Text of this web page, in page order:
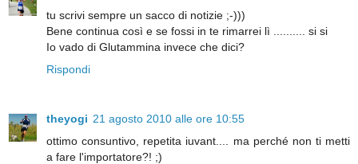
tu scrivi sempre un sacco di notizie ;-)))
Bene continua così e se fossi in te rimarrei lì .......... si si
Io vado di Glutammina invece che dici?
Rispondi
theyogi 21 agosto 2010 alle ore 10:55
ottimo consuntivo, repetita iuvant.... ma perché non ti metti
a fare l'importatore?! ;)